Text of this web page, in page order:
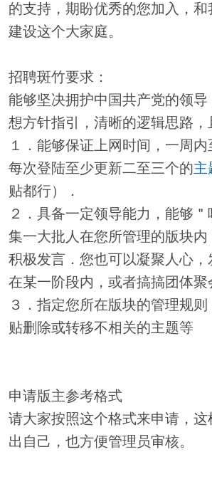
的支持，期盼优秀的您加入，和
建设这个大家庭。
招聘斑竹要求：
能够坚决拥护中国共产党的领
想方针指引，清晰的逻辑思路，
１．能够保证上网时间，一周内
每次登陆至少更新二至三个的主
贴都行）．
２．具备一定领导能力，能够
集一大批人在您所管理的版块内
积极发言．您也可以凝聚人心，
在某一阶段内，或者搞搞团体聚
３．指定您所在版块的管理规
贴删除或转移不相关的主题等
申请版主参考格式
请大家按照这个格式来申请，
出自己，也方便管理员审核。